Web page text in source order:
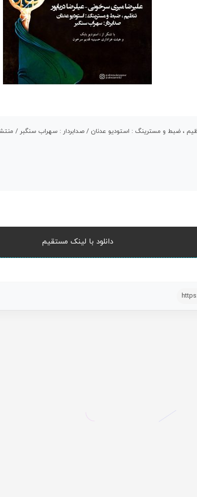
، ضبط و مسترینگ : استودیو عدنان / صدابردار : سهراب سنگبر /
دانلود با لینک مستقیم